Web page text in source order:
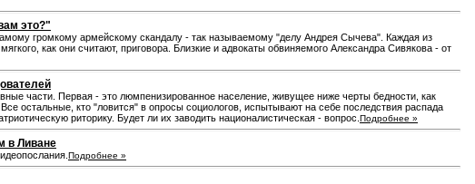
это?"
громкому армейскому скандалу - так называемому "делу Андрея Сычева". Каждая из
как они считают, приговора. Близкие и адвокаты обвиняемого Александра Сивякова - от
части. Первая - это люмпенизированное население, живущее ниже черты бедности, как
остальные, кто "ловится" в опросы социологов, испытывают на себе последствия распада
риторику. Будет ли их заводить националистическая - вопрос. Подробнее »
в Ливане
Подробнее »